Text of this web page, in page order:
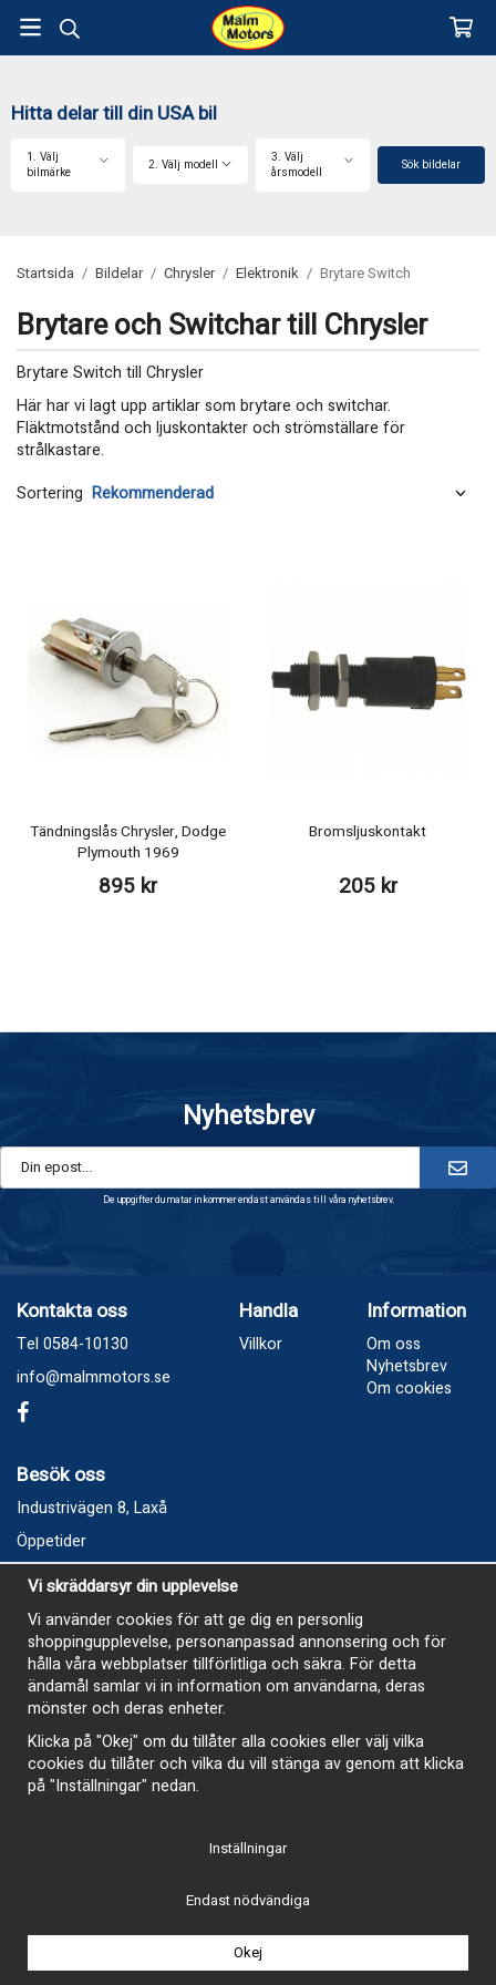
Hitta delar till din USA bil
1. Välj
bilmärke
2. Välj modell
3. Välj
årsmodell
Sök bildelar
Startsida / Bildelar / Chrysler / Elektronik / Brytare Switch
Brytare och Switchar till Chrysler
Brytare Switch till Chrysler
Här har vi lagt upp artiklar som brytare och switchar.
Fläktmotstånd och ljuskontakter och strömställare för
strålkastare.
Sortering
Tändningslås Chrysler, Dodge
Plymouth 1969
895 kr
Bromsljuskontakt
205 kr
Nyhetsbrev
De uppgifter du matar in kommer endast användas till våra nyhetsbrev.
Kontakta oss
Tel 0584-10130
info@malmmotors.se
Handla
Villkor
Information
Om oss
Nyhetsbrev
Om cookies
Besök oss
Industrivägen 8, Laxå
Öppetider
Vecka 32
Måndag kl 9-12, kl 13 - 15
Onsdag kl 9-12, kl 13 - 15
Tisdag, Tordag och Fredag stängt
E-Handelsbutiken är öppen och paket skickas hela
sommaren
Wikinggruppen
Vi skräddarsyr din upplevelse
Vi använder cookies för att ge dig en personlig
shoppingupplevelse, personanpassad annonsering och för
hålla våra webbplatser tillförlitliga och säkra. För detta
ändamål samlar vi in information om användarna, deras
mönster och deras enheter.
Klicka på "Okej" om du tillåter alla cookies eller välj vilka
cookies du tillåter och vilka du vill stänga av genom att klicka
på "Inställningar" nedan.
Inställningar
Endast nödvändiga
Okej